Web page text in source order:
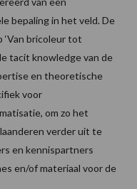
bepaling in het veld. De
bricoleur tot
tacit knowledge van de
en theoretische
voor
om zo het
verder uit te
en kennispartners
en/of materiaal voor de